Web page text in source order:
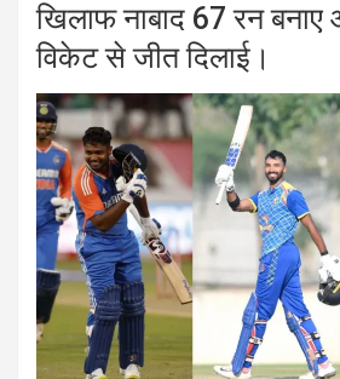
खिलाफ नाबाद 67 रन
विकेट से जीत दिलाई।